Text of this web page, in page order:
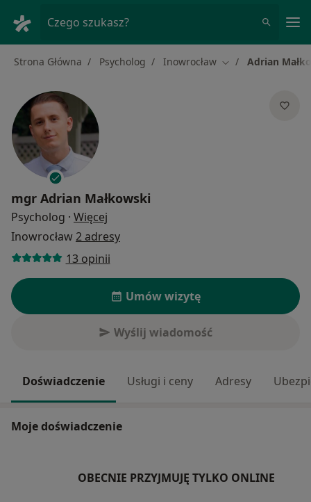
Czego szukasz?
Strona Główna Psycholog Inowrocław Zmień miasto
Adrian
mgr Adrian Małkowski
Psycholog · Więcej
Inowrocław2 adresy
13 opinii
Umów wizytę
Wyślij wiadomość
Doświadczenie Usługi i ceny Adresy
Moje doświadczenie
OBECNIE PRZYJMUJĘ TYLKO ONLINE